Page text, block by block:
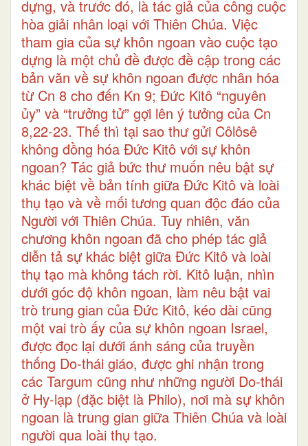
dựng, và trước đó, là tác giả của công cuộc
hòa giải nhân loại với Thiên Chúa. Việc
tham gia của sự khôn ngoan vào cuộc tạo
dựng là một chủ đề được đề cập trong các
bản văn về sự khôn ngoan được nhân hóa
từ Cn 8 cho đến Kn 9; Đức Kitô “nguyên
ủy” và “trưởng tử” gợi lên ý tưởng của Cn
8,22-23. Thế thì tại sao thư gửi Côlôsê
không đồng hóa Đức Kitô với sự khôn
ngoan? Tác giả bức thư muốn nêu bật sự
khác biệt về bản tính giữa Đức Kitô và loài
thụ tạo và về mối tương quan độc đáo của
Người với Thiên Chúa. Tuy nhiên, văn
chương khôn ngoan đã cho phép tác giả
diễn tả sự khác biệt giữa Đức Kitô và loài
thụ tạo mà không tách rời. Kitô luận, nhìn
dưới góc độ khôn ngoan, làm nêu bật vai
trò trung gian của Đức Kitô, kéo dài cũng
một vai trò ấy của sự khôn ngoan Israel,
được đọc lại dưới ánh sáng của truyền
thống Do-thái giáo, được ghi nhận trong
các Targum cũng như những người Do-thái
ở Hy-lạp (đặc biệt là Philo), nơi mà sự khôn
ngoan là trung gian giữa Thiên Chúa và loài
người qua loài thụ tạo.